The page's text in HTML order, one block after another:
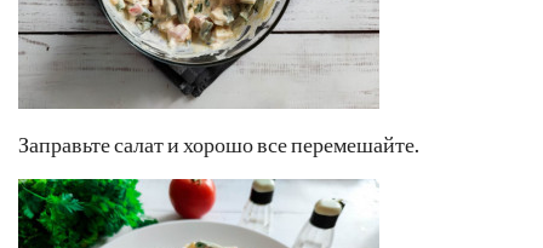
Заправьте салат и хорошо все перемешайте.